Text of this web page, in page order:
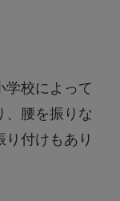
学校によって
、腰を振りな
付けもあり